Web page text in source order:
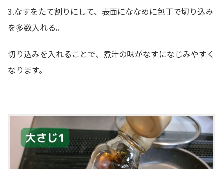
3.なすをたて割りにして、表面にななめに包丁で切り込み
を多数入れる。
切り込みを入れることで、煮汁の味がなすになじみやすく
なります。